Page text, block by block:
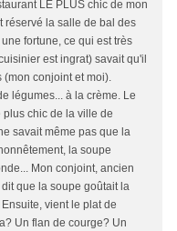
LE PLUS chic de mon
réservé la salle de bal des
fortune, ce qui est très
est ingrat) savait qu'il
conjoint et moi).
légumes... à la crème. Le
chic de la ville de
savait même pas que la
la soupe
Mon conjoint, ancien
que la soupe goûtait la
vient le plat de
Un flan de courge? Un